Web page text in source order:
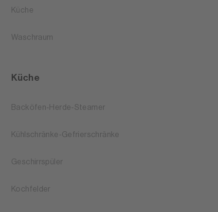
Küche
Waschraum
Küche
Backöfen-Herde-Steamer
Kühlschränke-Gefrierschränke
Geschirrspüler
Kochfelder